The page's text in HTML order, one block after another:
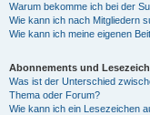
Warum bekomme ich bei der
Wie kann ich nach Mitgliedern
Wie kann ich meine eigenen
Abonnements und
Was ist der Unterschied
Thema oder Forum?
Wie kann ich ein Lesezeichen